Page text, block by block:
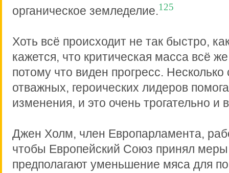
органическое земледелие.125
Хоть всё происходит не так быстро,
кажется, что критическая масса всё
потому что виден прогресс.
отважных, героических лидеров
изменения, и это очень трогательно и
Джен Холм, член Европарламента,
чтобы Европейский Союз принял
предполагают уменьшение мяса для